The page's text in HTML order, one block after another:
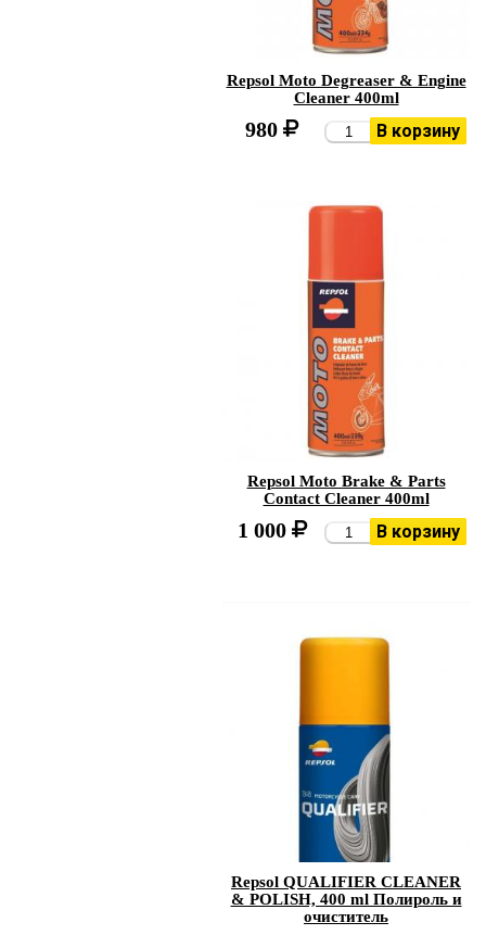
Repsol Moto Degreaser & Engine
Cleaner 400ml
980 В корзину
Repsol Moto Brake & Parts
Contact Cleaner 400ml
1 000 В корзину
Repsol QUALIFIER CLEANER
& POLISH, 400 ml Полироль и
очиститель